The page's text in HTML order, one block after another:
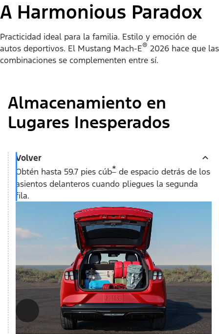
A Harmonious Paradox
Practicidad ideal para la familia. Estilo y emoción de
autos deportivos. El Mustang Mach-E® 2026 hace que las
combinaciones se complementen entre sí.
Almacenamiento en
Lugares Inesperados
Volver
Obtén hasta 59.7 pies cúb*de espacio detrás de los
asientos delanteros cuando pliegues la segunda
fila.